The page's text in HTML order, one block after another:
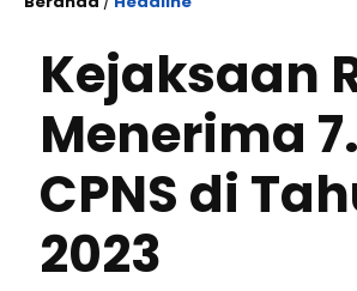
Kejaksaan
Menerima
CPNS di
2023